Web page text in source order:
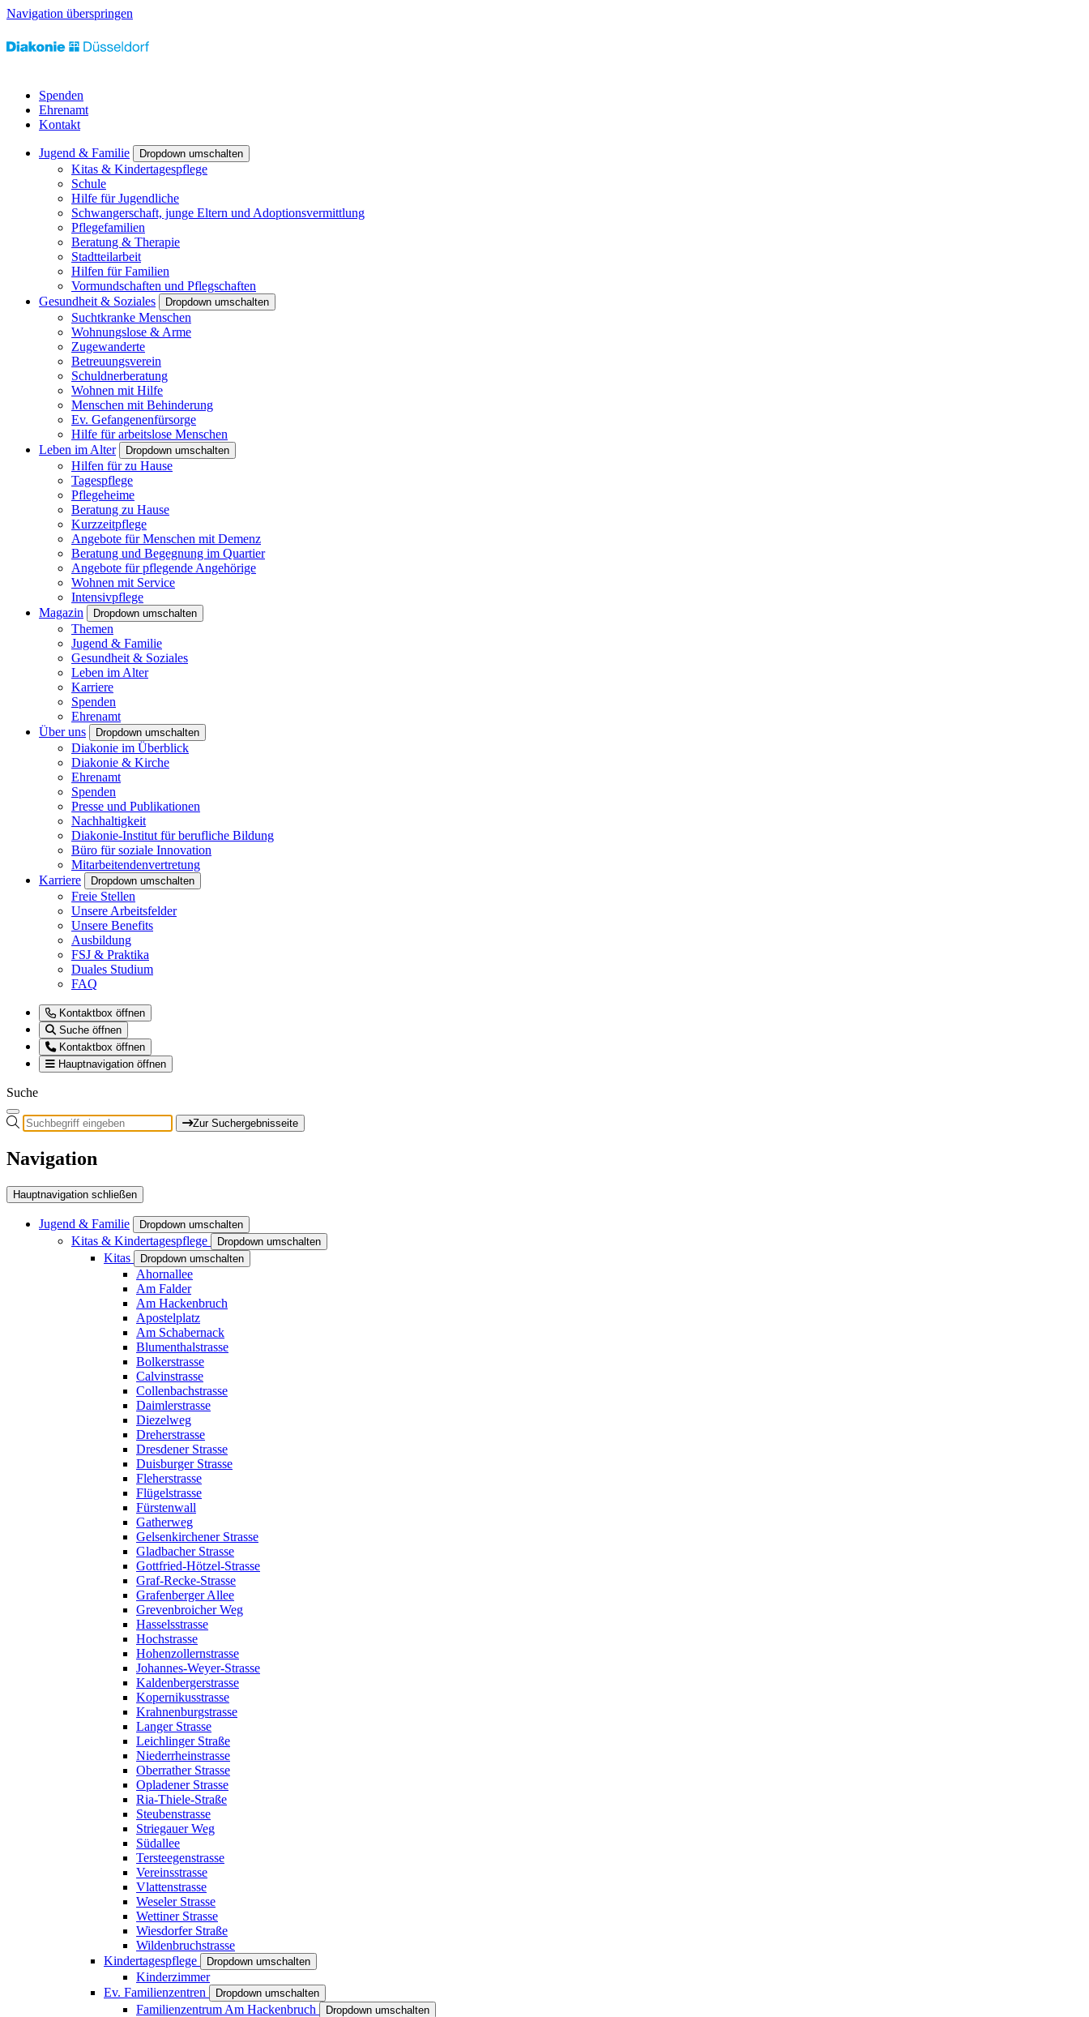
Navigation überspringen
Spenden
Ehrenamt
Kontakt
Jugend & Familie Dropdown umschalten
Kitas & Kindertagespflege
Schule
Hilfe für Jugendliche
Schwangerschaft, junge Eltern und Adoptionsvermittlung
Pflegefamilien
Beratung & Therapie
Stadtteilarbeit
Hilfen für Familien
Vormundschaften und Pflegschaften
Gesundheit & Soziales
Dropdown umschalten
Suchtkranke Menschen
Wohnungslose & Arme
Zugewanderte
Betreuungsverein
Schuldnerberatung
Wohnen mit Hilfe
Menschen mit Behinderung
Ev. Gefangenenfürsorge
Hilfe für arbeitslose Menschen
Leben im Alter
Dropdown umschalten
Hilfen für zu Hause
Tagespflege
Pflegeheime
Beratung zu Hause
Kurzzeitpflege
Angebote für Menschen mit Demenz
Beratung und Begegnung im Quartier
Angebote für pflegende Angehörige
Wohnen mit Service
Intensivpflege
Magazin
Dropdown umschalten
Themen
Jugend & Familie
Gesundheit & Soziales
Leben im Alter
Karriere
Spenden
Ehrenamt
Über uns
Dropdown umschalten
Diakonie im Überblick
Diakonie & Kirche
Ehrenamt
Spenden
Presse und Publikationen
Nachhaltigkeit
Diakonie-Institut für berufliche Bildung
Büro für soziale Innovation
Mitarbeitendenvertretung
Karriere
Dropdown umschalten
Freie Stellen
Unsere Arbeitsfelder
Unsere Benefits
Ausbildung
FSJ & Praktika
Duales Studium
FAQ
Kontaktbox öffnen
Suche öffnen
Kontaktbox öffnen
Hauptnavigation öffnen
Suche
Zur Suchergebnisseite
Navigation
Hauptnavigation schließen
Jugend & Familie Dropdown umschalten
Kitas & Kindertagespflege Dropdown umschalten
Kitas Dropdown umschalten
Ahornallee
Am Falder
Am Hackenbruch
Apostelplatz
Am Schabernack
Blumenthalstrasse
Bolkerstrasse
Calvinstrasse
Collenbachstrasse
Daimlerstrasse
Diezelweg
Dreherstrasse
Dresdener Strasse
Duisburger Strasse
Fleherstrasse
Flügelstrasse
Fürstenwall
Gatherweg
Gelsenkirchener Strasse
Gladbacher Strasse
Gottfried-Hötzel-Strasse
Graf-Recke-Strasse
Grafenberger Allee
Grevenbroicher Weg
Hasselsstrasse
Hochstrasse
Hohenzollernstrasse
Johannes-Weyer-Strasse
Kaldenbergerstrasse
Kopernikusstrasse
Krahnenburgstrasse
Langer Strasse
Leichlinger Straße
Niederrheinstrasse
Oberrather Strasse
Opladener Strasse
Ria-Thiele-Straße
Steubenstrasse
Striegauer Weg
Südallee
Tersteegenstrasse
Vereinsstrasse
Vlattenstrasse
Weseler Strasse
Wettiner Strasse
Wiesdorfer Straße
Wildenbruchstrasse
Kindertagespflege
Dropdown umschalten
Kinderzimmer
Ev. Familienzentren
Dropdown umschalten
Familienzentrum Am Hackenbruch Dropdown umschalten